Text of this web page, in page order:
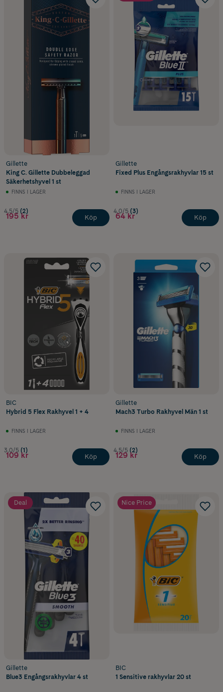
Gillette
King C. Gillette Dubbeleggad
Säkerhetshyvel 1 st
FINNS I LAGER
4.5/5 (2)
195 kr Köp
Gillette
Fixed Plus Engångsrakhyvlar 15 st
FINNS I LAGER
4.0/5 (3)
64 kr Köp
BIC
Hybrid 5 Flex Rakhyvel 1 + 4
FINNS I LAGER
3.0/5 (1)
109 kr Köp
Gillette
Mach3 Turbo Rakhyvel Män 1 st
FINNS I LAGER
4.5/5 (2)
129 kr Köp
Deal
Gillette
Blue3 Engångsrakhyvlar 4 st
Nice Price
BIC
1 Sensitive rakhyvlar 20 st